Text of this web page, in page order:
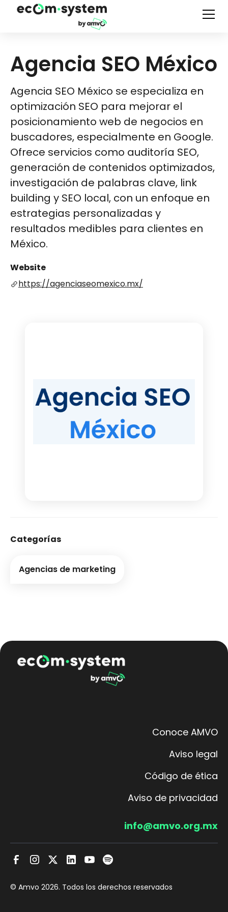
Agencia SEO México
Agencia SEO México se especializa en
optimización SEO para mejorar el
posicionamiento web de negocios en
buscadores, especialmente en Google.
Ofrece servicios como auditoría SEO,
generación de contenidos optimizados,
investigación de palabras clave, link
building y SEO local, con un enfoque en
estrategias personalizadas y
resultados medibles para clientes en
México.
Website
https://agenciaseomexico.mx/
Categorías
Agencias de marketing
Conoce AMVO
Aviso legal
Código de ética
Aviso de privacidad
info@amvo.org.mx
© Amvo 2026. Todos los derechos reservados